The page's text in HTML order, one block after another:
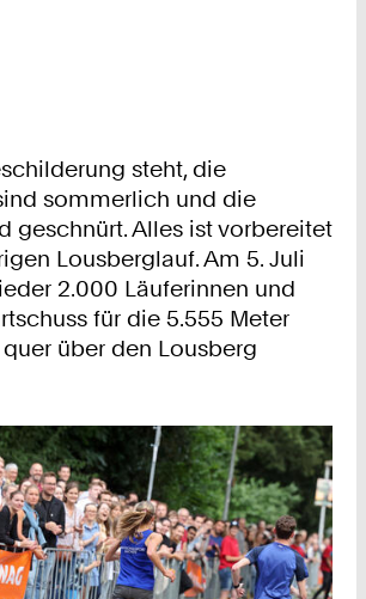
steht, die
sommerlich und die
geschnürt. Alles ist vorbereitet
Lousberglauf. Am 5. Juli
2.000 Läuferinnen und
für die 5.555 Meter
über den Lousberg